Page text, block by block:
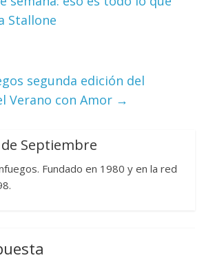
Stallone
segunda edición del
Verano con Amor →
Septiembre
Fundado en 1980 y en la red